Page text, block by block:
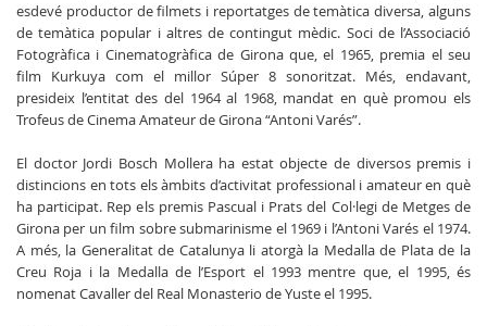
esdevé productor de filmets i reportatges de temàtica diversa, alguns
de temàtica popular i altres de contingut mèdic. Soci de l’Associació
Fotogràfica i Cinematogràfica de Girona que, el 1965, premia el seu
film Kurkuya com el millor Súper 8 sonoritzat. Més, endavant,
presideix l’entitat des del 1964 al 1968, mandat en què promou els
Trofeus de Cinema Amateur de Girona “Antoni Varés”.
El doctor Jordi Bosch Mollera ha estat objecte de diversos premis i
distincions en tots els àmbits d’activitat professional i amateur en què
ha participat. Rep els premis Pascual i Prats del Col·legi de Metges de
Girona per un film sobre submarinisme el 1969 i l’Antoni Varés el 1974.
A més, la Generalitat de Catalunya li atorgà la Medalla de Plata de la
Creu Roja i la Medalla de l’Esport el 1993 mentre que, el 1995, és
nomenat Cavaller del Real Monasterio de Yuste el 1995.